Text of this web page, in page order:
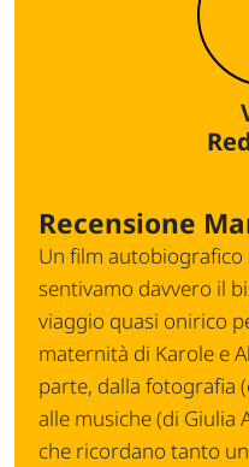
Recensione
Un film autobiografico
sentivamo davvero il
viaggio quasi onirico
maternità di Karole e
parte, dalla fotografia
alle musiche (di Giulia
che ricordano tanto